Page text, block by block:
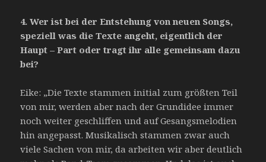
4.Wer ist bei der Entstehung von neuen Songs,
speziell was die Texte angeht, eigentlich der
Haupt – Part oder tragt ihr alle gemeinsam dazu
bei?
Eike: „Die Texte stammen initial zum größten Teil
von mir, werden aber nach der Grundidee immer
noch weiter geschliffen und auf Gesangsmelodien
hin angepasst. Musikalisch stammen zwar auch
viele Sachen von mir, da arbeiten wir aber deutlich